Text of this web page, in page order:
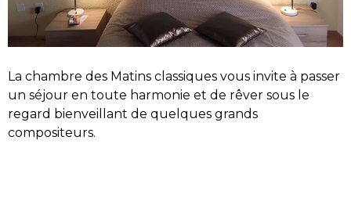
La chambre des Matins classiques vous invite à passer
un séjour en toute harmonie et de rêver sous le
regard bienveillant de quelques grands
compositeurs.